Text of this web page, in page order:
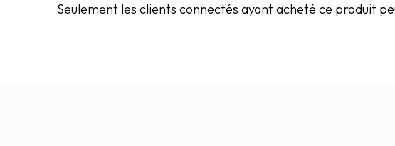
Seulement les clients connectés ayant acheté ce produit